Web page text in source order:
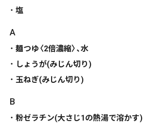
塩
A
麺つゆ〈2倍濃縮〉、水
しょうが(みじん切り)
玉ねぎ(みじん切り)
B
粉ゼラチン(大さじ1の熱湯で溶かす)